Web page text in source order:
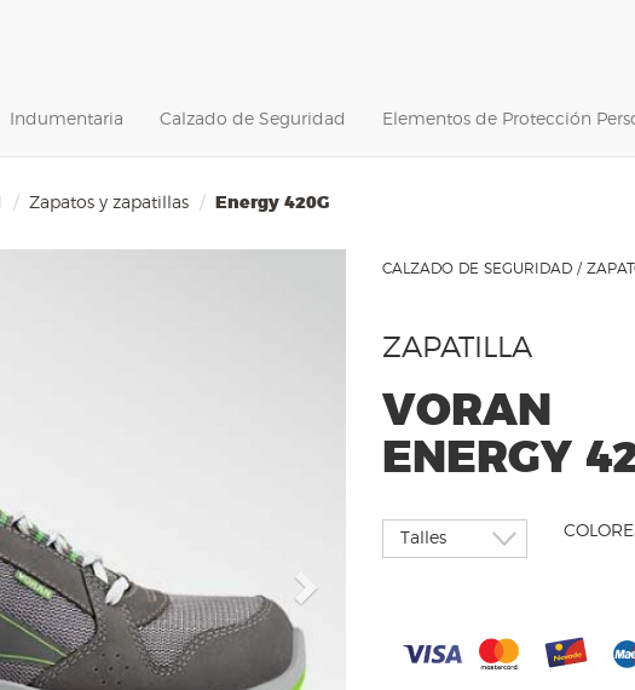
Indumentaria Calzado de Seguridad Elementos de Protección
Zapatos y zapatillas Energy 420G
CALZADO DE SEGURIDAD /
ZAPATILLA
VORAN
ENERGY